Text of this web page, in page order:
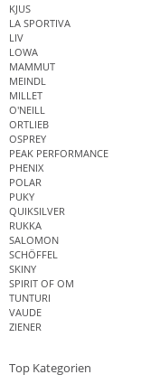
KJUS
LA SPORTIVA
LIV
LOWA
MAMMUT
MEINDL
MILLET
O'NEILL
ORTLIEB
OSPREY
PEAK PERFORMANCE
PHENIX
POLAR
PUKY
QUIKSILVER
RUKKA
SALOMON
SCHÖFFEL
SKINY
SPIRIT OF OM
TUNTURI
VAUDE
ZIENER
Top Kategorien